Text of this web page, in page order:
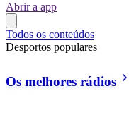
Abrir a app
Todos os conteúdos
Desportos populares
Os melhores rádios